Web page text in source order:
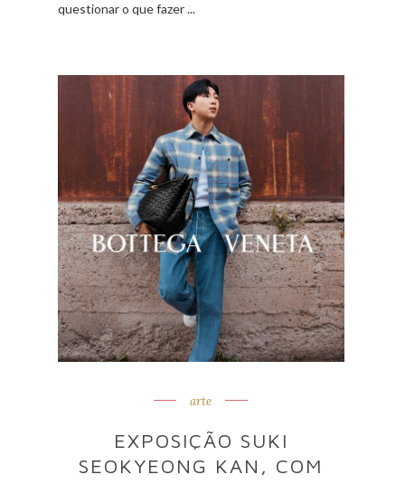
questionar o que fazer ...
arte
EXPOSIÇÃO SUKI
SEOKYEONG KAN, COM